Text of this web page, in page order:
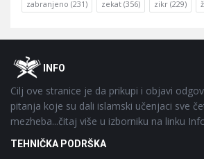
zabranjeno (231) zekat (356) zikr (229)
FooterOINFO
Cilj ove stranice je da prikupi i objavi
pitanja koje su dali islamski učenjaci sve
mezheba...čitaj više u izborniku na linku
TEHNIČKA PODRŠKA